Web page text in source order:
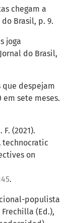
chegam a
Brasil, p. 9.
joga
do Brasil,
que despejam
sete meses.
F. (2021).
on
.
populista
(Ed.),